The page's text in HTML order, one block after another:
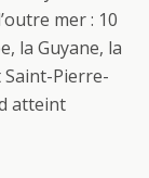
mer : 10
la Guyane, la
Pierre-
atteint